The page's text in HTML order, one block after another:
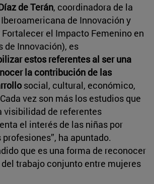
de Terán, coordinadora de la
Iberoamericana de Innovación y
el Impacto Femenino en
de Innovación), es
estos referentes al ser una
la contribución de las
social, cultural, económico,
vez son más los estudios que
visibilidad de referentes
el interés de las niñas por
ha apuntado.
que es una forma de reconocer
trabajo conjunto entre mujeres